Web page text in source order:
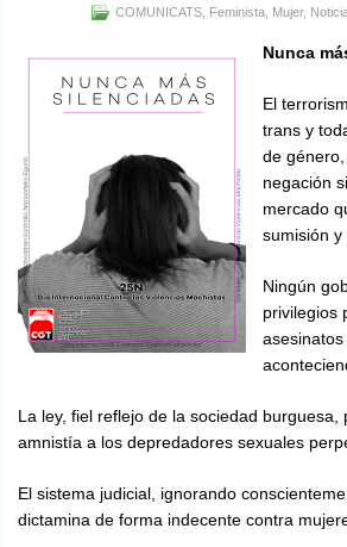
COMUNICATS Feminista Mujer,
Nunca
El
trans y
de
negación
mercado
sumisión y
Ningún
privilegios
La ley, fiel reflejo de la sociedad
amnistía a los depredadores sexuales
El sistema judicial, ignorando
dictamina de forma indecente contra